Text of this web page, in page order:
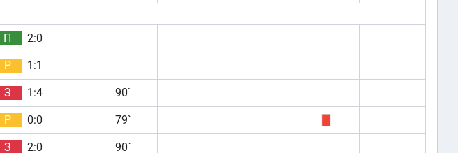
П 2:0
Р 1:1
З 1:4 90`
Р 0:0 79`
З 2:0 90`